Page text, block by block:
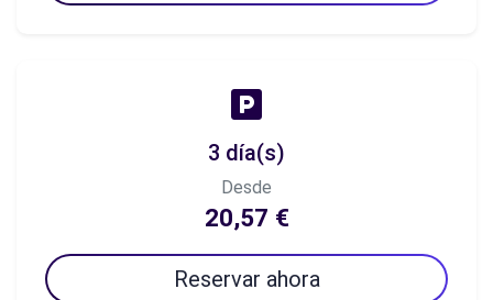
3 día(s)
Desde
20,57 €
Reservar ahora